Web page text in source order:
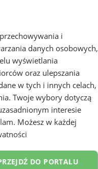
i
danych osobowych,
wyświetlania
oraz ulepszania
w tych i innych celach,
Twoje wybory dotyczą
interesie
. Możesz w każdej
DO PORTALU